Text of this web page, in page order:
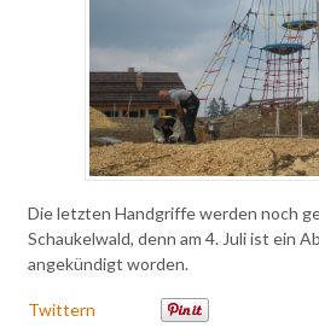
Die letzten Handgriffe werden noch
Schaukelwald, denn am 4. Juli ist ein
angekündigt worden.
Twittern